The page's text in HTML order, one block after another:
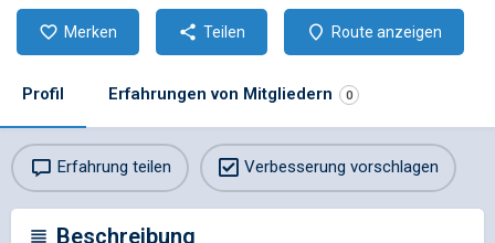
Merken Teilen Route anzeigen
Profil Erfahrungen von Mitgliedern 0
Erfahrung teilen Verbesserung vorschlagen
Beschreibung